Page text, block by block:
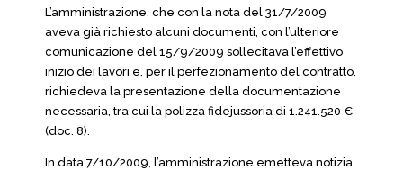
L’amministrazione, che con la nota del 31/7/2009
aveva già richiesto alcuni documenti, con l’ulteriore
comunicazione del 15/9/2009 sollecitava l’effettivo
inizio dei lavori e, per il perfezionamento del contratto,
richiedeva la presentazione della documentazione
necessaria, tra cui la polizza fidejussoria di 1.241.520 €
(doc. 8).
In data 7/10/2009, l’amministrazione emetteva notizia